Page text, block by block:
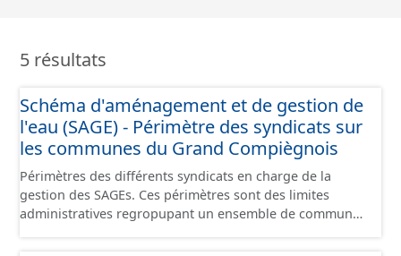
5 résultats
Schéma d'aménagement et de gestion de
l'eau (SAGE) - Périmètre des syndicats sur
les communes du Grand Compiègnois
Périmètres des différents syndicats en charge de la
gestion des SAGEs. Ces périmètres sont des limites
administratives regropupant un ensemble de communes